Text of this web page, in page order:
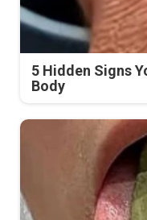
5 Hidden Signs
Body